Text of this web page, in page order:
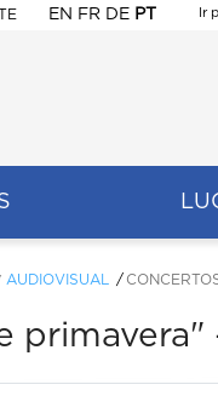
EN FR DE PT
Ir
AUDIOVISUAL
primavera"